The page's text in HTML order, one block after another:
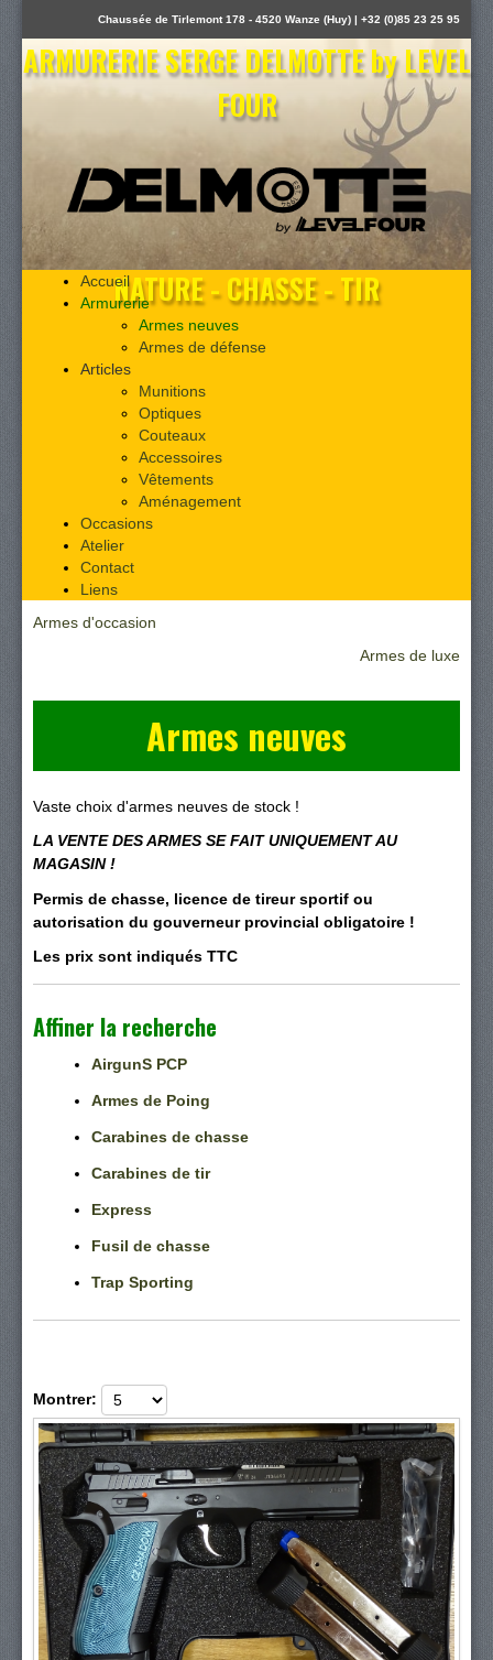
Chaussée de Tirlemont 178 - 4520 Wanze (Huy) | +32 (0)85 23 25 95
ARMURERIE SERGE DELMOTTE by LEVEL
FOUR
NATURE - CHASSE - TIR
Accueil
Armurerie
Armes neuves
Armes de défense
Articles
Munitions
Optiques
Couteaux
Accessoires
Vêtements
Aménagement
Occasions
Atelier
Contact
Liens
Armes d'occasion
Armes de luxe
Armes neuves
Vaste choix d'armes neuves de stock !
LA VENTE DES ARMES SE FAIT UNIQUEMENT AU
MAGASIN !
Permis de chasse, licence de tireur sportif ou
autorisation du gouverneur provincial obligatoire !
Les prix sont indiqués TTC
Affiner la recherche
AirgunS PCP
Armes de Poing
Carabines de chasse
Carabines de tir
Express
Fusil de chasse
Trap Sporting
Montrer: